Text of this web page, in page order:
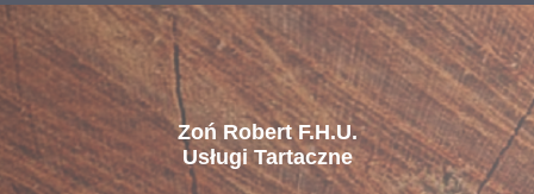
Zoń Robert F.H.U.
Usługi Tartaczne